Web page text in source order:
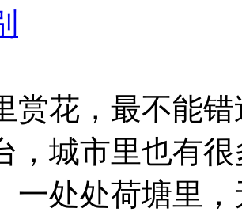
赏花，最不能
，城市里也有
一处处荷塘里